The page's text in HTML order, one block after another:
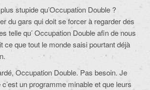
stupide qu’Occupation Double ?
du gars qui doit se forcer à regarder des
telle qu’ Occupation Double afin de nous
ce que tout le monde saisi pourtant déjà
Occupation Double. Pas besoin. Je
un programme minable et que leurs